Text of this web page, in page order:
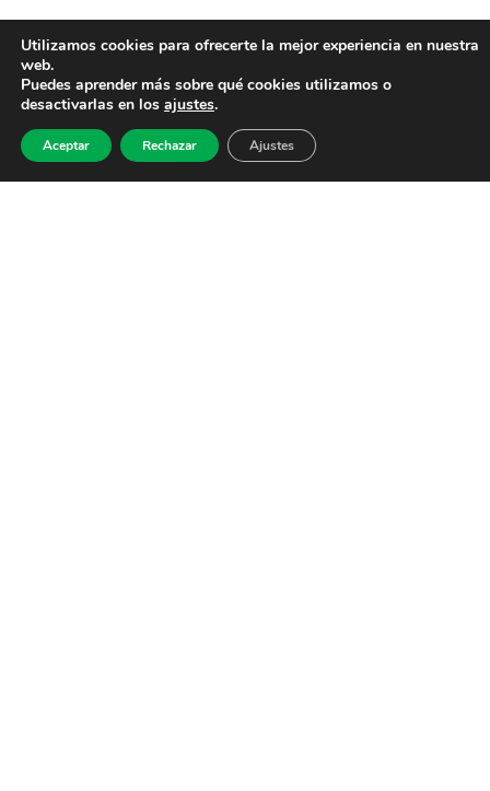
Utilizamos cookies para ofrecerte la mejor experiencia en nuestra
web.
Puedes aprender más sobre qué cookies utilizamos o
desactivarlas en los ajustes.
Aceptar Rechazar Ajustes